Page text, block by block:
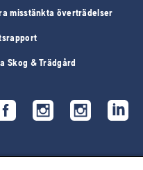
misstänkta överträdelser
Skog & Trädgård